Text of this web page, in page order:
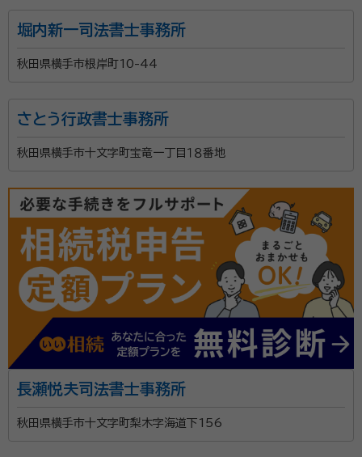
堀内新一司法書士事務所
秋田県横手市根岸町10-44
さとう行政書士事務所
秋田県横手市十文字町宝竜一丁目１８番地
長瀬悦夫司法書士事務所
秋田県横手市十文字町梨木字海道下156